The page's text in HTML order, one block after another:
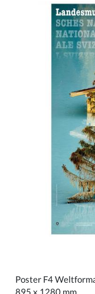
Poster F4
895 x 1280 mm